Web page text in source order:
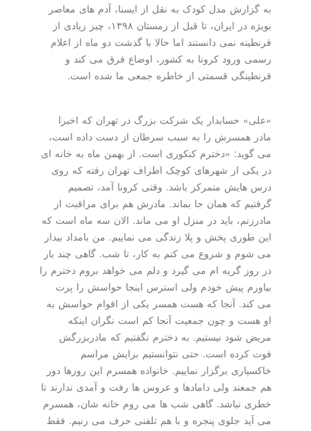
به گزارش مدل کودک به نقل از ایسنا، آدم های معاصر
بویژه در ایران، تا قبل از زمستان ۱۳۹۸، چیز زیادی از
قرنطینه نمی دانستند اما حالا با گذشت دو ماه از اعلام
رسمی ورود کرونا به کشور، اوضاع فرق می کند و
قرنطینگی قسمتی از خاطره جمعی ما شده است.
«علی» حسابدار یک شرکت بزرگ در تهران که اخیرا
مادر همسرش را به سبب سرطان از دست داده است،
می گوید: «دخترم کنکوری است. از بهمن ماه به خانه ای
در یکی از شهرهای کوچک اطراف تهران رفته که روی
درس هایش متمرکز باشد. وقتی کرونا آمد، تصمیم
گرفتیم که همان جا بماند. مادرش هم برای مراقبت از
مادرزنم، باید در منزل او می ماند. الان سه ماه است که
این طوری پخش و پلا زندگی می نماییم. من بامداد بیدار
می شوم و شروع می کنم به کار، تا شب. گاهی چند بار
در روز گریه ام می گیرد و دلم می خواهد بروم دخترم را
بیاورم پیش خودم ولی استرس اینجا حواسش را پرت
می کند. آنجا که هست همسر یکی از اقوام حواسش به
او هست و چون جمعیت آنجا کم است نگران اینکه
مریض شود نیستیم. به دخترم نگفتیم که مادربزرگش
فوت کرده است. حتی نتوانستیم برایش مراسم
خاکسپاری برگزار نماییم. خانواده همسرم این روزها دور
هم جمعند ولی دامادها و عروس ها رفت و آمدی ندارند تا
خطری نباشد. گاهی شب ها می روم خانه شان، همسرم
می آید جلوی پنجره و با هم تلفنی حرف می زنیم. فقط